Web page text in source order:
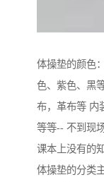
体操垫的颜色
色、紫色、黑
布，革布等 内
等等-- 不到现
课本上没有的
体操垫的分类